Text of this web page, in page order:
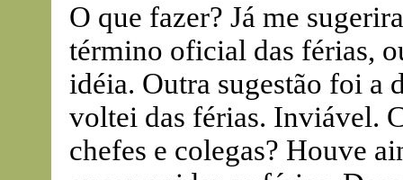
O que fazer? Já me
término oficial das férias,
idéia. Outra sugestão foi a
voltei das férias. Inviável.
chefes e colegas? Houve